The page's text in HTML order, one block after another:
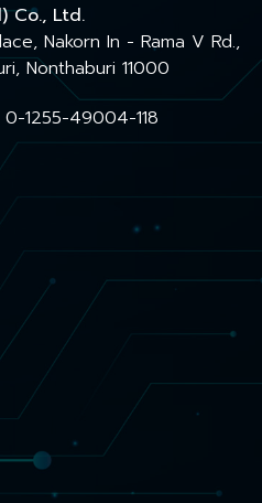
Co., Ltd.
Nakorn In - Rama V Rd.,
Nonthaburi 11000
0-1255-49004-118